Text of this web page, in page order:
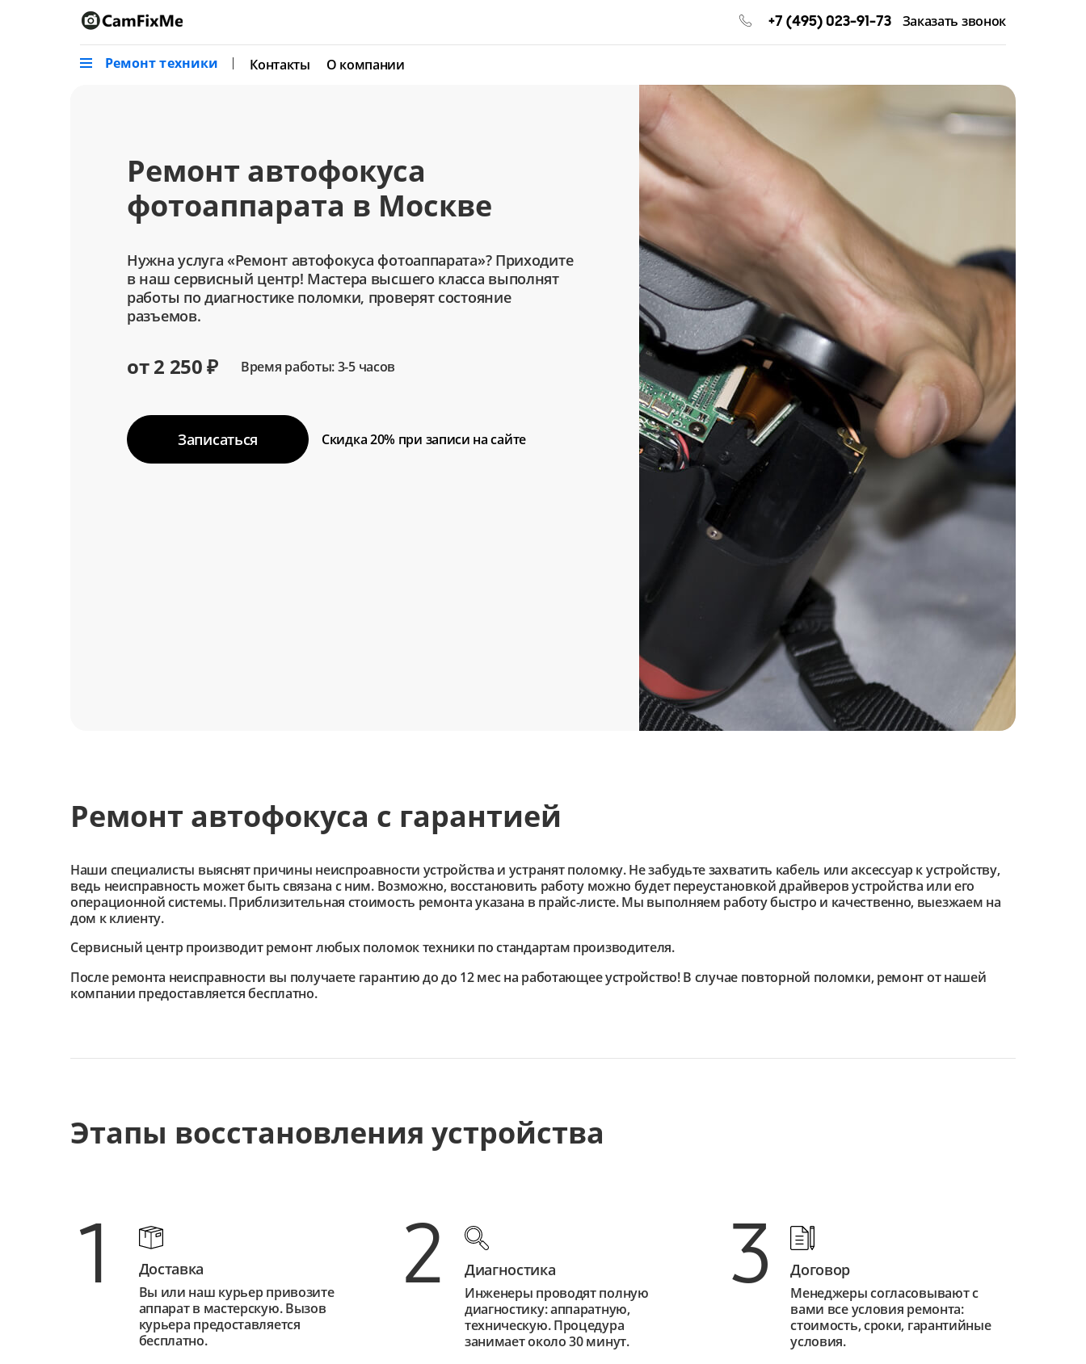
+7 (495) 023-91-73 Заказать звонок
Ремонт техники Контакты О компании
Ремонт автофокуса
фотоаппарата в Москве
Нужна услуга «Ремонт автофокуса фотоаппарата»? Приходите
в наш сервисный центр! Мастера высшего класса выполнят
работы по диагностике поломки, проверят состояние
разъемов.
от 2 250 ₽ Время работы: 3-5 часов
Записаться Скидка 20% при записи на сайте
Ремонт автофокуса с гарантией
Наши специалисты выяснят причины неиспроавности устройства и устранят поломку. Не забудьте захватить кабель или аксессуар к устройству,
ведь неисправность может быть связана с ним. Возможно, восстановить работу можно будет переустановкой драйверов устройства или его
операционной системы. Приблизительная стоимость ремонта указана в прайс-листе. Мы выполняем работу быстро и качественно, выезжаем на
дом к клиенту.
Сервисный центрпроизводит ремонт любых поломок техники по стандартам производителя.
После ремонта неисправности вы получаете гарантию до до 12 мес на работающее устройство! В случае повторной поломки, ремонт от нашей
компании предоставляется бесплатно.
Этапы восстановления устройства
1 Доставка
Вы или наш курьер привозите
аппарат в мастерскую. Вызов
курьера предоставляется
бесплатно.
2 Диагностика
Инженеры проводят полную
диагностику: аппаратную,
техническую. Процедура
занимает около 30 минут.
3 Договор
Менеджеры согласовывают с
вами все условия ремонта:
стоимость, сроки, гарантийные
условия.